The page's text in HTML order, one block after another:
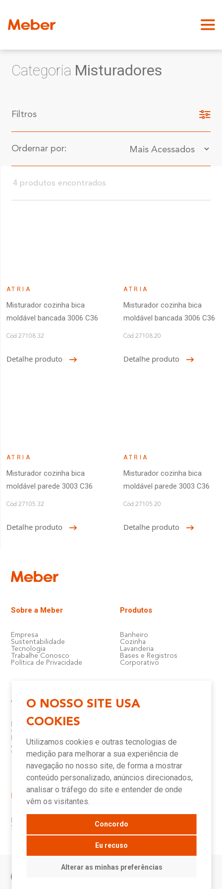
O NOSSO SITE USA
COOKIES
Utilizamos cookies e outras tecnologias de
medição para melhorar a sua experiência de
navegação no nosso site, de forma a mostrar
conteúdo personalizado, anúncios direcionados,
analisar o tráfego do site e entender de onde
vêm os visitantes.
Concordo
Eu recuso
Alterar as minhas preferências
Categoria Misturadores
Filtros
4 produtos encontrados
Ordernar por:
ATRIA
Misturador cozinha bica
moldável bancada 3006 C36
Cód:27108.32
Detalhe produto
ATRIA
Misturador cozinha bica
moldável bancada 3006 C36
Cód:27108.20
Detalhe produto
ATRIA
Misturador cozinha bica
moldável parede 3003 C36
Cód:27105.32
Detalhe produto
ATRIA
Misturador cozinha bica
moldável parede 3003 C36
Cód:27105.20
Detalhe produto
Sobre a Meber
Empresa
Sustentabilidade
Tecnologia
Trabalhe Conosco
Política de Privacidade
Produtos
Banheiro
Cozinha
Lavanderia
Bases e Registros
Corporativo
Atendimento e Suporte
Política de Qualidade
Garantia
Downloads
Assistência Técnica Meber
Canais de Atendimento
Onde Encontrar
Televendas
Representantes
Assistências Técnicas e
Autorizadas
Novidades
Sala de Imprensa